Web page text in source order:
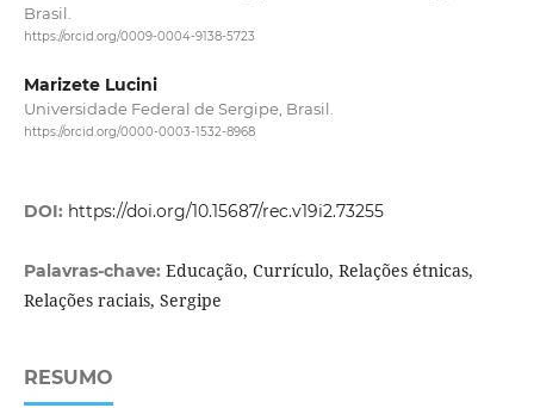
Brasil.
https://orcid.org/0009-0004-9138-5723
Marizete Lucini
Universidade Federal de Sergipe, Brasil.
https://orcid.org/0000-0003-1532-8968
DOI: https://doi.org/10.15687/rec.v19i2.73255
Palavras-chave: Educação, Currículo, Relações étnicas,
Relações raciais, Sergipe
RESUMO